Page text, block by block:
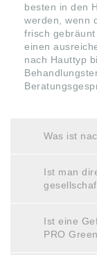
besten in den
werden, wenn
frisch
einen
nach Hauttyp
Was ist
Ist man
Ist eine
PRO